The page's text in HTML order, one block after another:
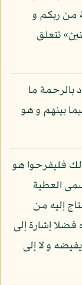
من ربكم و
تتعلق
بالرحمة ما
بينهم و هو
فليفرحوا هو
العطية
إليه من
فضلا إشارة إلى
و لا إلى